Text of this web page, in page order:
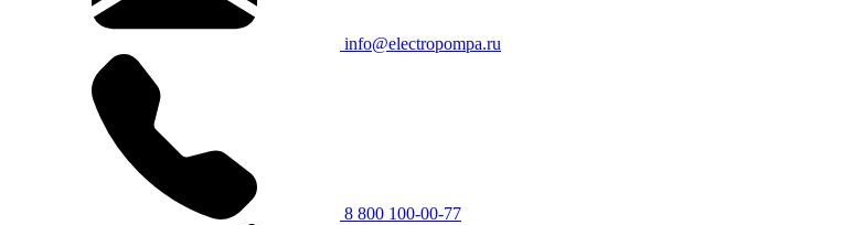
info@electropompa.ru
8 800 100-00-77